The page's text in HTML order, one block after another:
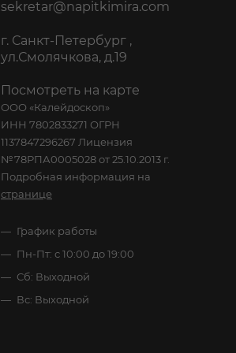
sekretar@napitkimira.com
г. Санкт-Петербург ,
ул.Смолячкова, д.19
Посмотреть на карте
ООО «Калейдоскоп»
ИНН 7802833271 ОГРН
1137847296267 Лицензия
№78РПА0005028 от 25.10.2013 г.
Подробная информация на
странице
График работы
Пн-Пт: с 10:00 до 19:00
Сб: Выходной
Вс: Выходной